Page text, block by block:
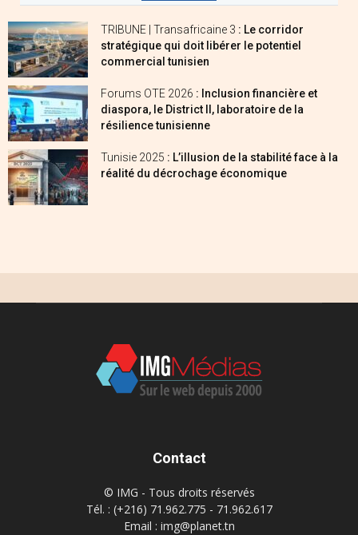
TRIBUNE | Transafricaine 3 : Le corridor
stratégique qui doit libérer le potentiel
commercial tunisien
Forums OTE 2026 : Inclusion financière et
diaspora, le District II, laboratoire de la
résilience tunisienne
Tunisie 2025 : L’illusion de la stabilité face à la
réalité du décrochage économique
Contact
© IMG - Tous droits réservés
Tél. : (+216) 71.962.775 - 71.962.617
Email : img@planet.tn